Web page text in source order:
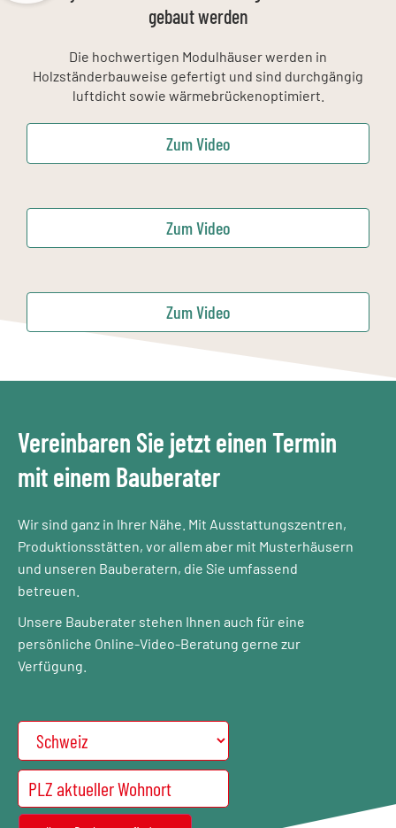
gebaut werden
Die hochwertigen Modulhäuser werden in
Holzständerbauweise gefertigt und sind durchgängig
luftdicht sowie wärmebrückenoptimiert.
Zum Video
Zum Video
Zum Video
Vereinbaren Sie jetzt einen Termin
mit einem Bauberater​
Wir sind ganz in Ihrer Nähe. Mit Ausstattungszentren,
Produktionsstätten, vor allem aber mit Musterhäusern
und unseren Bauberatern, die Sie umfassend
betreuen.
Unsere Bauberater stehen Ihnen auch für eine
persönliche Online-Video-Beratung gerne zur
Verfügung.